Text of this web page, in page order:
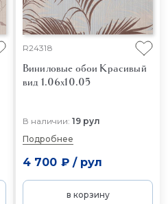
R24318
Виниловые обои Красивый
вид 1.06x10.05
В наличии: 19 рул
Подробнее
4 700 ₽/ рул
в корзину